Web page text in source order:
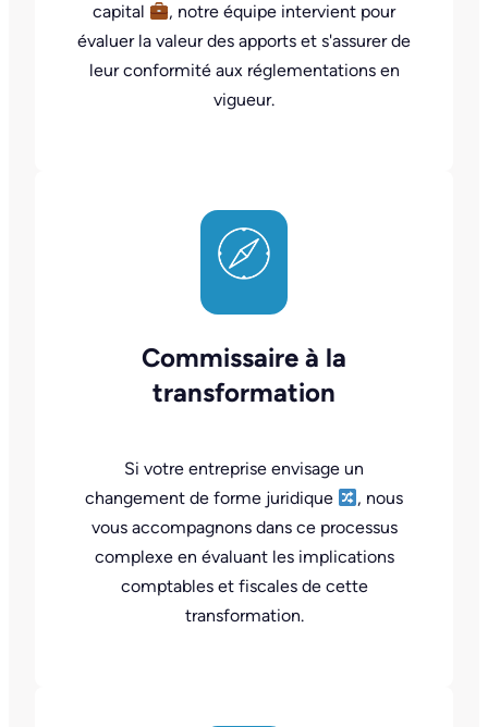
capital
, notre équipe intervient pour
évaluer la valeur des apports et s'assurer de
leur conformité aux réglementations en
vigueur.
Commissaire à la
transformation
Si votre entreprise envisage un
changement de forme juridique
, nous
vous accompagnons dans ce processus
complexe en évaluant les implications
comptables et fiscales de cette
transformation.